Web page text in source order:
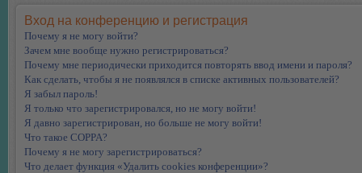
Вход на конференцию и регистрация
Почему я не могу войти?
Зачем мне вообще нужно регистрироваться?
Почему мне периодически приходится повторять ввод имени и пароля?
Как сделать, чтобы я не появлялся в списке активных пользователей?
Я забыл пароль!
Я только что зарегистрировался, но не могу войти!
Я давно зарегистрирован, но больше не могу войти!
Что такое COPPA?
Почему я не могу зарегистрироваться?
Что делает функция «Удалить cookies конференции»?